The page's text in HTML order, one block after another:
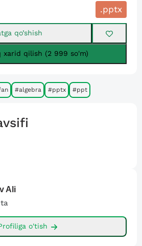
.pptx
qo’shish
xarid qilish (2 999 so'm)
#algebra #pptx #ppt
Ali
ta
o'tish